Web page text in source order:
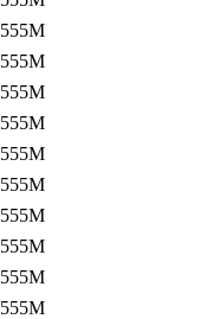
555M
555M
555M
555M
555M
555M
555M
555M
555M
555M